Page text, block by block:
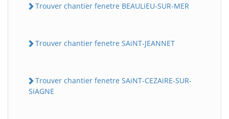
Trouver chantier fenetre BEAULiEU-SUR-MER
Trouver chantier fenetre SAiNT-JEANNET
Trouver chantier fenetre SAiNT-CEZAiRE-SUR-
SiAGNE